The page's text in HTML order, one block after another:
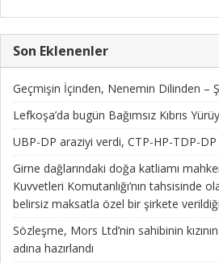
Son Eklenenler
Geçmişin İçinden, Nenemin Dilinden –
Lefkoşa’da bugün Bağımsız Kıbrıs
UBP-DP araziyi verdi, CTP-HP-TDP-DP
Girne dağlarındaki doğa katliamı
Kuvvetleri Komutanlığı’nın tahsisinde
belirsiz maksatla özel bir şirkete
Sözleşme, Mors Ltd’nin sahibinin
adına hazırlandı